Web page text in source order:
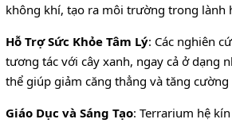
không khí, tạo ra môi trường trong lành
Hỗ Trợ Sức Khỏe Tâm Lý: Các nghiên
tương tác với cây xanh, ngay cả ở dạng
thể giúp giảm căng thẳng và tăng
Giáo Dục và Sáng Tạo: Terrarium hệ